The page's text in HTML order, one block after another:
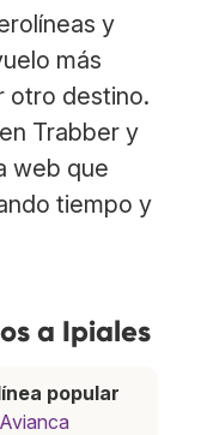
y
más
otro destino.
Trabber y
web que
tiempo y
a Ipiales
popular
Avianca